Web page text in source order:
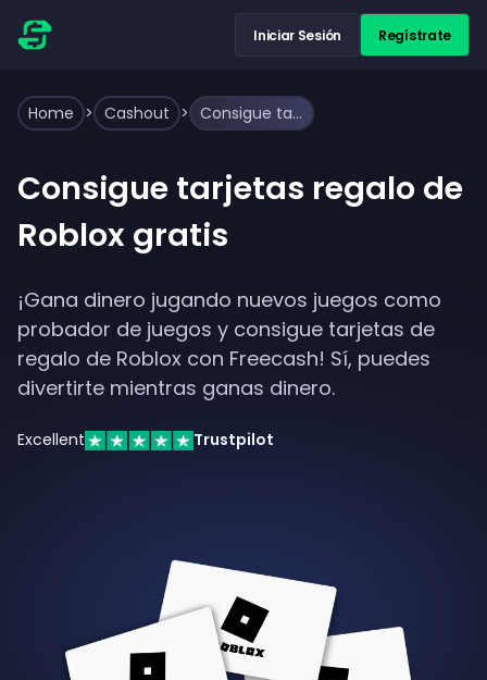
Iniciar Sesión Regístrate
Home > Cashout > Consigue tarjetas regalo de Roblox gratis
Consigue tarjetas regalo de
Roblox gratis
¡Gana dinero jugando nuevos juegos como
probador de juegos y consigue tarjetas de
regalo de Roblox con Freecash! Sí, puedes
divertirte mientras ganas dinero.
Excellent Trustpilot